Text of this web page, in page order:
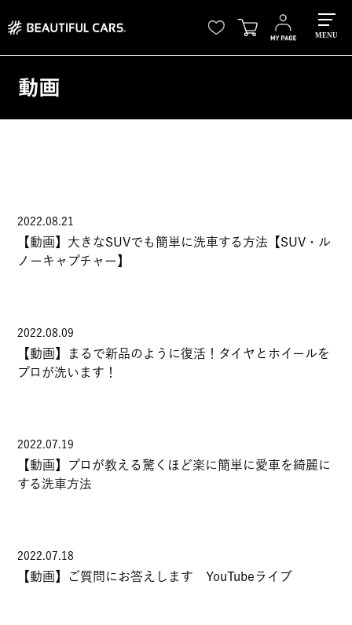
MENU
動画
2022.08.21
【動画】大きなSUVでも簡単に洗車する方法【SUV・ル
ノーキャプチャー】
2022.08.09
【動画】まるで新品のように復活！タイヤとホイールを
プロが洗います！
2022.07.19
【動画】プロが教える驚くほど楽に簡単に愛車を綺麗に
する洗車方法
2022.07.18
【動画】ご質問にお答えします YouTubeライブ